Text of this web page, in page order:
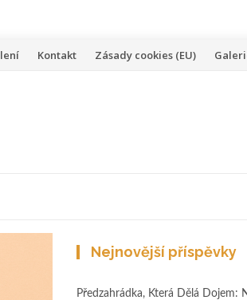
Kontakt Zásady cookies (EU)
Nejnovější příspěvky
Předzahrádka, Která Dělá Dojem: